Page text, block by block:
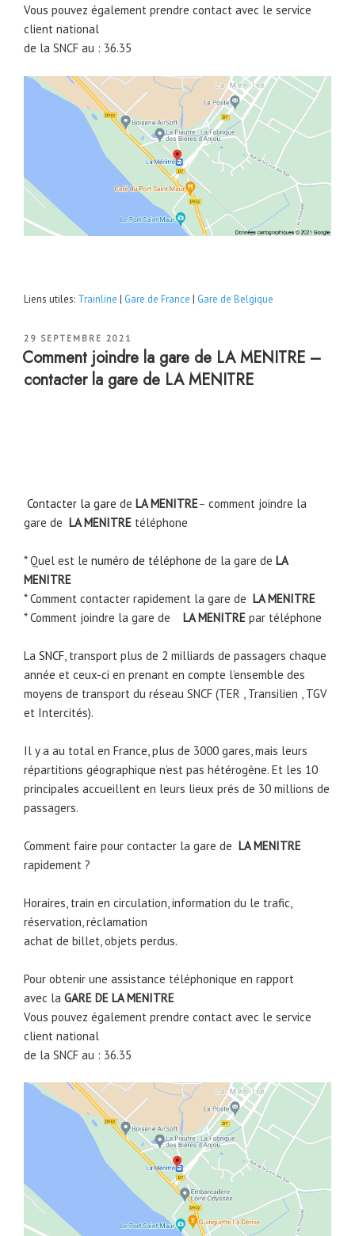
Vous pouvez également prendre contact avec le service
client national
de la SNCF au : 36.35
Liens utiles: Trainline | Gare de France | Gare de Belgique
PUBLIÉ
LE
29 SEPTEMBRE 2021
Comment joindre la gare de LA MENITRE –
contacter la gare de LA MENITRE
Contacter la gare de LA MENITRE– comment joindre la
gare de LA MENITRE téléphone
* Quel est le numéro de téléphone de la gare de LA
MENITRE
* Comment contacter rapidement la gare de LA MENITRE
* Comment joindre la gare de
LA MENITRE par téléphone
La SNCF , transport plus de 2 milliards de passagers chaque
année et ceux-ci en prenant en compte l’ensemble des
moyens de transport du réseau SNCF (TER , Transilien , TGV
et Intercités).
Il y a au total en France, plus de 3000 gares, mais leurs
répartitions géographique n’est pas hétérogène. Et les 10
principales accueillent en leurs lieux prés de 30 millions de
passagers.
Comment faire pour contacter la gare de LA MENITRE
rapidement ?
Horaires, train en circulation, information du le trafic,
réservation, réclamation
achat de billet, objets perdus.
Pour obtenir une assistance téléphonique en rapport
avec la GARE DE LA MENITRE
Vous pouvez également prendre contact avec le service
client national
de la SNCF au : 36.35